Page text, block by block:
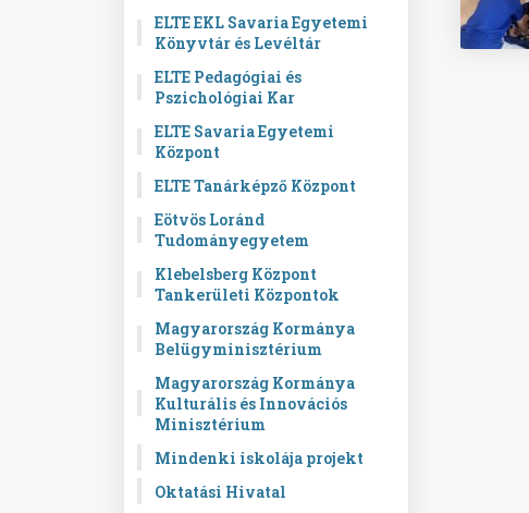
ELTE EKL Savaria Egyetemi
Könyvtár és Levéltár
ELTE Pedagógiai és
Pszichológiai Kar
ELTE Savaria Egyetemi
Központ
ELTE Tanárképző Központ
Eötvös Loránd
Tudományegyetem
Klebelsberg Központ
Tankerületi Központok
Magyarország Kormánya
Belügyminisztérium
Magyarország Kormánya
Kulturális és Innovációs
Minisztérium
Mindenki iskolája projekt
Oktatási Hivatal